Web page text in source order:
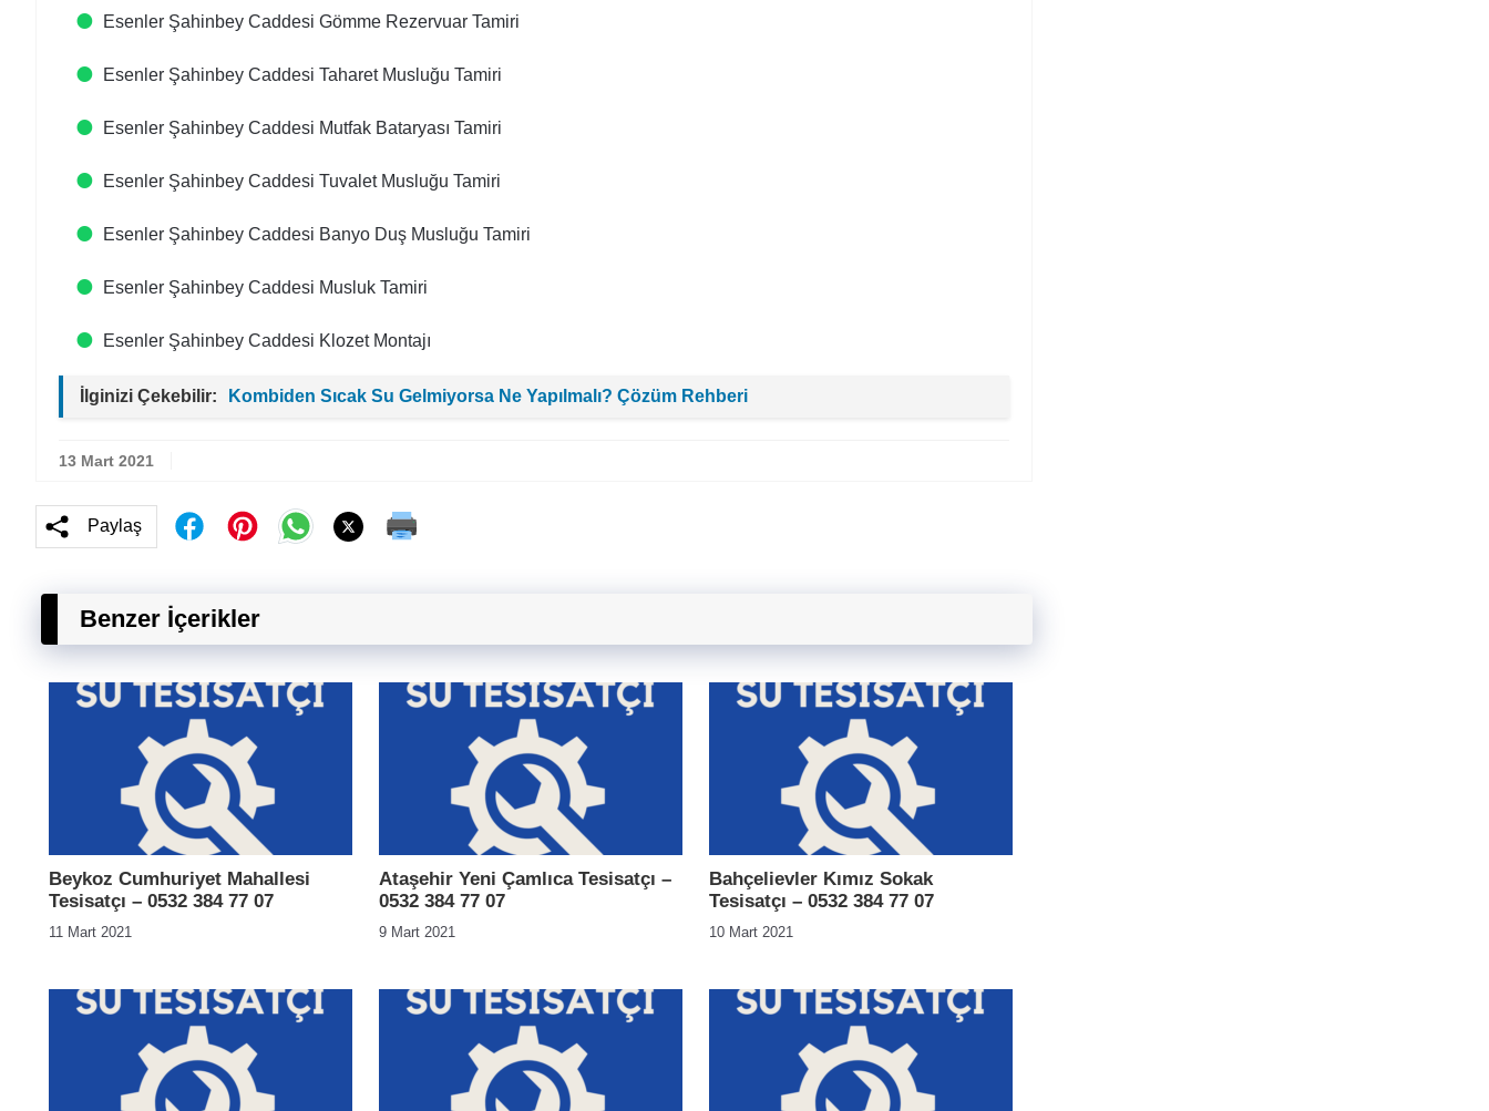
Esenler Şahinbey Caddesi Gömme Rezervuar Tamiri
Esenler Şahinbey Caddesi Taharet Musluğu Tamiri
Esenler Şahinbey Caddesi Mutfak Bataryası Tamiri
Esenler Şahinbey Caddesi Tuvalet Musluğu Tamiri
Esenler Şahinbey Caddesi Banyo Duş Musluğu Tamiri
Esenler Şahinbey Caddesi Musluk Tamiri
Esenler Şahinbey Caddesi Klozet Montajı
İlginizi Çekebilir: Kombiden Sıcak Su Gelmiyorsa Ne Yapılmalı? Çözüm Rehberi
13 Mart 2021
Paylaş
Benzer İçerikler
Beykoz Cumhuriyet Mahallesi
Tesisatçı – 0532 384 77 07
11 Mart 2021
Ataşehir Yeni Çamlıca Tesisatçı –
0532 384 77 07
9 Mart 2021
Bahçelievler Kımız Sokak
Tesisatçı – 0532 384 77 07
10 Mart 2021